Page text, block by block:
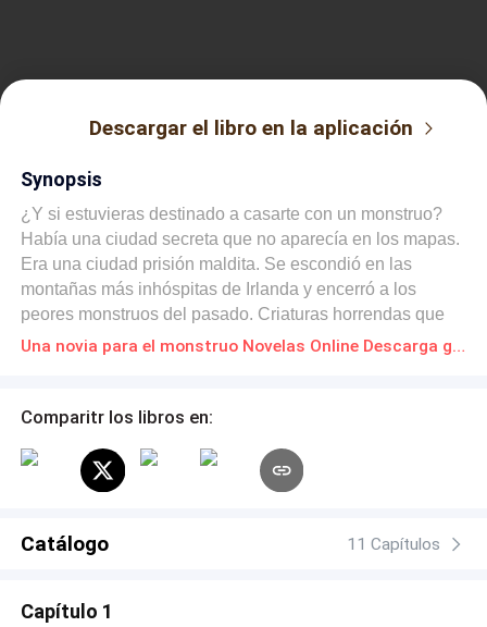
Descargar el libro en la aplicación
Synopsis
¿Y si estuvieras destinado a casarte con un monstruo?
Había una ciudad secreta que no aparecía en los mapas.
Era una ciudad prisión maldita. Se escondió en las
montañas más inhóspitas de Irlanda y encerró a los
peores monstruos del pasado. Criaturas horrendas que
aterrorizaron al país en la Edad Media. Encerrado entre
El hombre y la leyenda. Sofia Nolan vivía en Dublín. El
de trabajo. Cuando llega a la ciudad, descubre que ha
sido engañada. Es una especie de Salvadora con sangre
de la maldición y escapar de la ciudad. Era un cebo.
novia predestinada por una profecía. Para sobrevivir,
Una novia para el monstruo Novelas Online Descarga gratuita de PDF
Comparitr los libros en:
Catálogo 11 Capítulos
Capítulo 1